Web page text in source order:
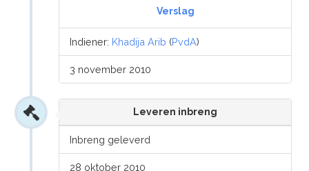
Verslag
Indiener: Khadija Arib (PvdA)
3 november 2010
Leveren inbreng
Inbreng geleverd
28 oktober 2010